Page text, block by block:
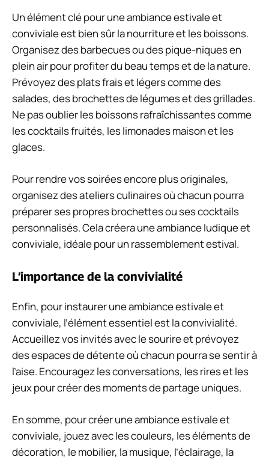
Un élément clé pour une ambiance estivale et
conviviale est bien sûr la nourriture et les boissons.
Organisez des barbecues ou des pique-niques en
plein air pour profiter du beau temps et de la nature.
Prévoyez des plats frais et légers comme des
salades, des brochettes de légumes et des grillades.
Ne pas oublier les boissons rafraîchissantes comme
les cocktails fruités, les limonades maison et les
glaces.
Pour rendre vos soirées encore plus originales,
organisez des ateliers culinaires où chacun pourra
préparer ses propres brochettes ou ses cocktails
personnalisés. Cela créera une ambiance ludique et
conviviale, idéale pour un rassemblement estival.
L’importance de la convivialité
Enfin, pour instaurer une ambiance estivale et
conviviale, l’élément essentiel est la convivialité.
Accueillez vos invités avec le sourire et prévoyez
des espaces de détente où chacun pourra se sentir à
l’aise. Encouragez les conversations, les rires et les
jeux pour créer des moments de partage uniques.
En somme, pour créer une ambiance estivale et
conviviale, jouez avec les couleurs, les éléments de
décoration, le mobilier, la musique, l’éclairage, la